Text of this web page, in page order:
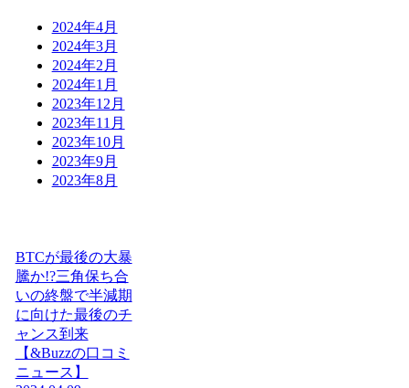
2024年4月
2024年3月
2024年2月
2024年1月
2023年12月
2023年11月
2023年10月
2023年9月
2023年8月
BTCが最後の大暴
騰か!?三角保ち合
いの終盤で半減期
に向けた最後のチ
ャンス到来
【&Buzzの口コミ
ニュース】